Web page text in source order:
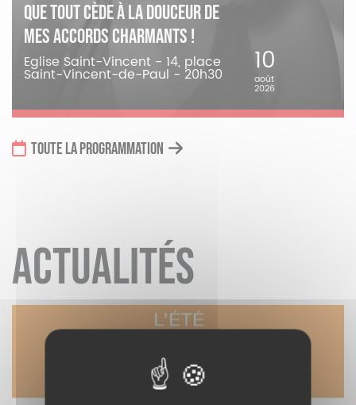
Que tout cède à la douceur de
mes accords charmants !
Eglise Saint-Vincent - 14, place
Saint-Vincent-de-Paul - 20h30 10
août
2026
TOUTE LA PROGRAMMATION
ACTUALITÉS